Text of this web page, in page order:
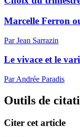
Marcelle Ferron
Par Jean Sarrazin
Le vivace et le
Par Andrée Paradis
Outils de
Citer cet article